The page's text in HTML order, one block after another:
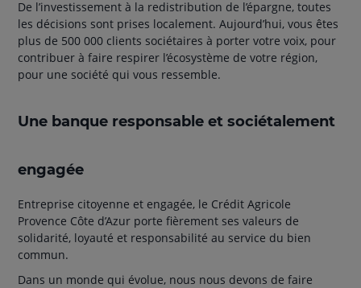
De l’investissement à la redistribution de l’épargne, toutes
les décisions sont prises localement. Aujourd’hui, vous êtes
plus de 500 000 clients sociétaires à porter votre voix, pour
contribuer à faire respirer l’écosystème de votre région,
pour une société qui vous ressemble.
Une banque responsable et sociétalement
engagée
Entreprise citoyenne et engagée, le Crédit Agricole
Provence Côte d’Azur porte fièrement ses valeurs de
solidarité, loyauté et responsabilité au service du bien
commun.
Dans un monde qui évolue, nous nous devons de faire